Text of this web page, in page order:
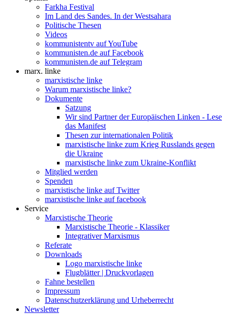
Farkha Festival
Im Land des Sandes. In der Westsahara
Politische Thesen
Videos
kommunistentv auf YouTube
kommunisten.de auf Facebook
kommunisten.de auf Telegram
marx. linke
marxistische linke
Warum marxistische linke?
Dokumente
Satzung
Wir sind Partner der Europäischen Linken - Lese
das Manifest
Thesen zur internationalen Politik
marxistische linke zum Krieg Russlands gegen
die Ukraine
marxistische linke zum Ukraine-Konflikt
Mitglied werden
Spenden
marxistische linke auf Twitter
marxistische linke auf facebook
Service
Marxistische Theorie
Marxistische Theorie - Klassiker
Integrativer Marxismus
Referate
Downloads
Logo marxistische linke
Flugblätter | Druckvorlagen
Fahne bestellen
Impressum
Datenschutzerklärung und Urheberrecht
Newsletter